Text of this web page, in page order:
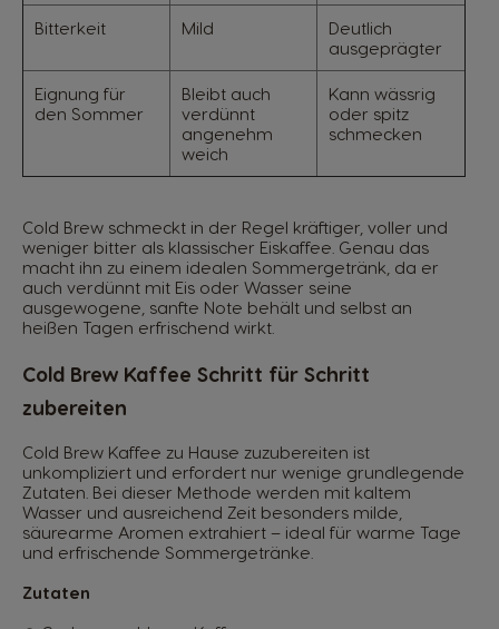
Bitterkeit Mild
Deutlich
ausgeprägter
Eignung für
den Sommer
Bleibt auch
verdünnt
angenehm
weich
Kann wässrig
oder spitz
schmecken
Cold Brew schmeckt in der Regel kräftiger, voller und
weniger bitter als klassischer Eiskaffee. Genau das
macht ihn zu einem idealen Sommergetränk, da er
auch verdünnt mit Eis oder Wasser seine
ausgewogene, sanfte Note behält und selbst an
heißen Tagen erfrischend wirkt.
Cold Brew Kaffee Schritt für Schritt
zubereiten
Cold Brew Kaffee zu Hause zuzubereiten ist
unkompliziert und erfordert nur wenige grundlegende
Zutaten. Bei dieser Methode werden mit kaltem
Wasser und ausreichend Zeit besonders milde,
säurearme Aromen extrahiert – ideal für warme Tage
und erfrischende Sommergetränke.
Zutaten